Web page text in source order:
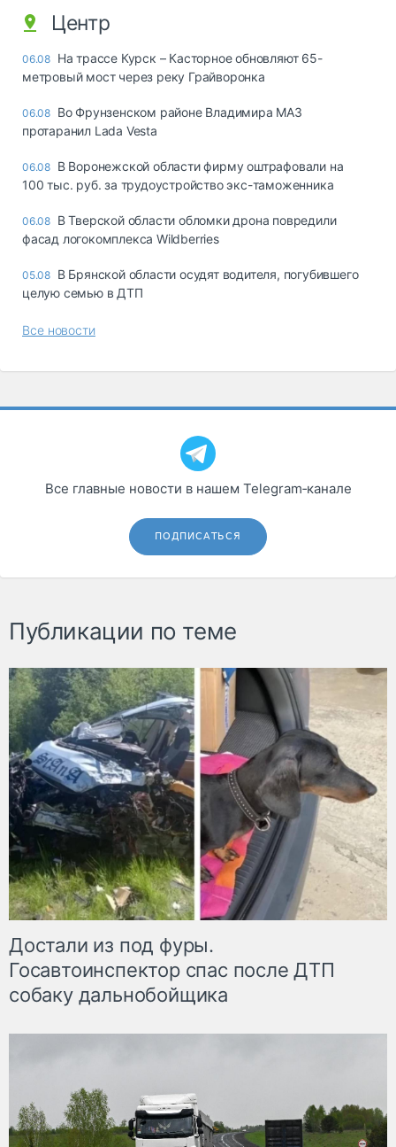
Центр
06.08 На трассе Курск – Касторное обновляют 65-
метровый мост через реку Грайворонка
06.08 Во Фрунзенском районе Владимира МАЗ
протаранил Lada Vesta
06.08 В Воронежской области фирму оштрафовали на
100 тыс. руб. за трудоустройство экс-таможенника
06.08 В Тверской области обломки дрона повредили
фасад логокомплекса Wildberries
05.08 В Брянской области осудят водителя, погубившего
целую семью в ДТП
Все новости
Все главные новости в нашем Telegram‑канале
ПОДПИСАТЬСЯ
Публикации по теме
Достали из под фуры.
Госавтоинспектор спас после ДТП
собаку дальнобойщика